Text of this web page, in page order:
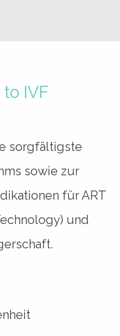
IVF
sorgfältigste
sowie zur
für ART
und